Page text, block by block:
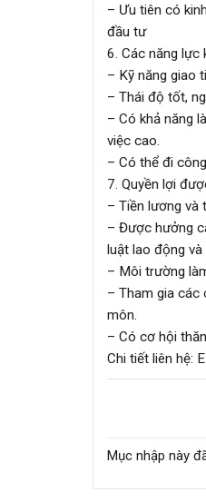
– Ưu tiên có
đầu tư
6. Các năng lực
– Kỹ năng giao
– Thái độ tốt,
– Có khả năng
việc cao.
– Có thể đi
7. Quyền lợi
– Tiền lương và
– Được hưởng
luật lao động
– Môi trường
– Tham gia các
môn.
– Có cơ hội
Chi tiết liên hệ:
Mục nhập này